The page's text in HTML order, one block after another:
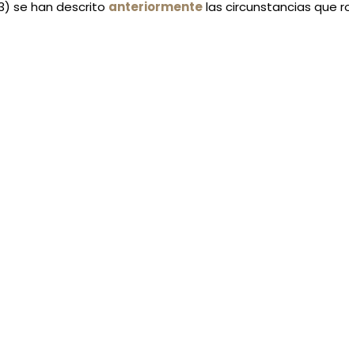
se han descrito anteriormentelas circunstancias que